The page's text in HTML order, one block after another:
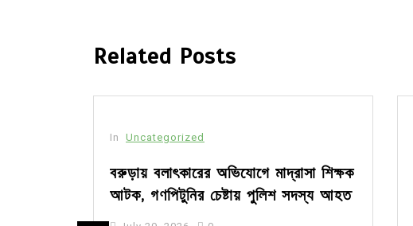
Related Posts
In Uncategorized
বরুড়ায় বলাৎকারের অভিযোগে মাদ্রাসা শিক্ষক
আটক, গণপিটুনির চেষ্টায় পুলিশ সদস্য আহত